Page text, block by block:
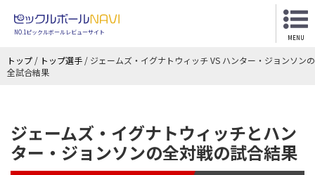
NO.1ピックルボールレビューサイト
MENU
トップ / トップ選手 / ジェームズ・イグナトウィッチ VS ハンター・ジョンソンの
全試合結果
ジェームズ・イグナトウィッチとハン
ター・ジョンソンの全対戦の試合結果